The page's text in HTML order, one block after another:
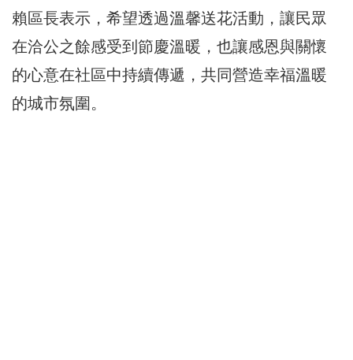
賴區長表示，希望透過溫馨送花活動，讓民眾
在洽公之餘感受到節慶溫暖，也讓感恩與關懷
的心意在社區中持續傳遞，共同營造幸福溫暖
的城市氛圍。